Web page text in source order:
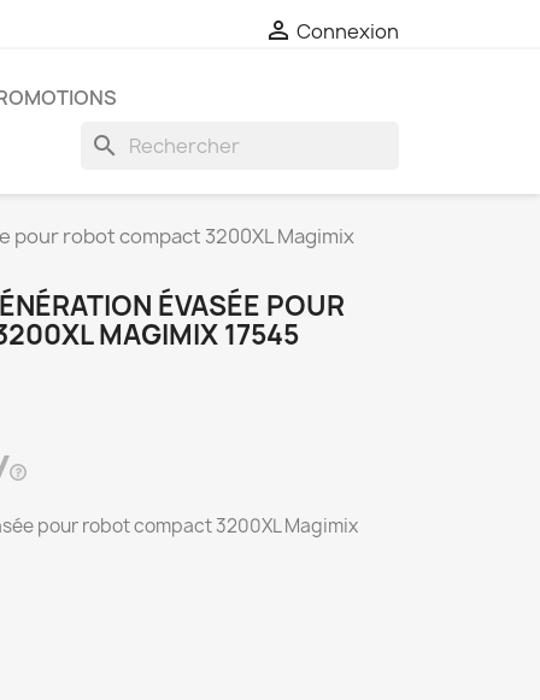
 Connexion
search
pour robot compact 3200XL Magimix
ÉVASÉE POUR
MAGIMIX 17545
pour robot compact 3200XL Magimix